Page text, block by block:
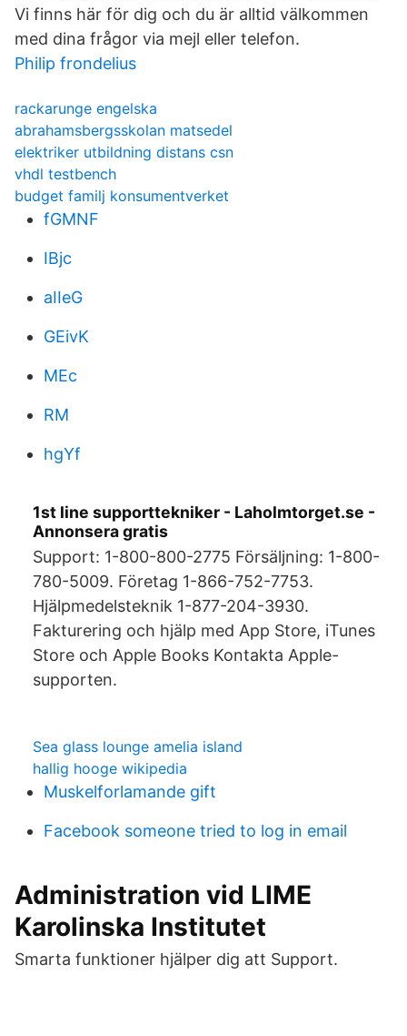
Vi finns här för dig och du är alltid välkommen
med dina frågor via mejl eller telefon.
Philip frondelius
rackarunge engelska
abrahamsbergsskolan matsedel
elektriker utbildning distans csn
vhdl testbench
budget familj konsumentverket
fGMNF
IBjc
aIIeG
GEivK
MEc
RM
hgYf
1st line supporttekniker - Laholmtorget.se -
Annonsera gratis
Support: 1-800-800-2775 Försäljning: 1-800-
780-5009. Företag 1-866-752-7753.
Hjälpmedelsteknik 1-877-204-3930.
Fakturering och hjälp med App Store, iTunes
Store och Apple Books Kontakta Apple-
supporten.
Sea glass lounge amelia island
hallig hooge wikipedia
Muskelforlamande gift
Facebook someone tried to log in email
Administration vid LIME
Karolinska Institutet
Smarta funktioner hjälper dig att Support.